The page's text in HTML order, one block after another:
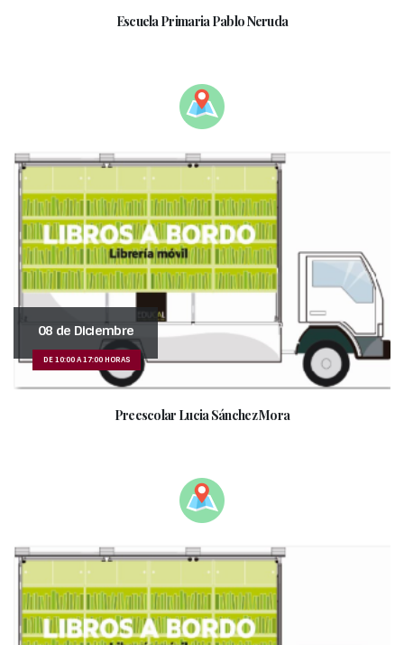
Escuela Primaria Pablo Neruda
08 de Diciembre
DE 10:00 A 17:00 HORAS
Preescolar Lucia Sánchez Mora